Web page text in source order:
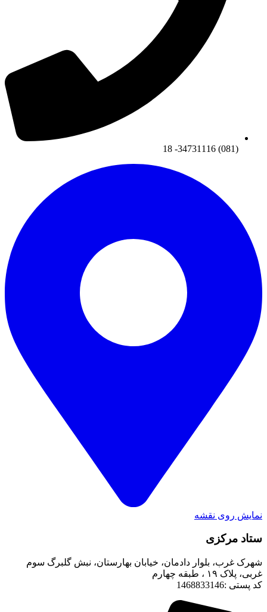
(081) 34731116- 18
نمایش روی نقشه
ستاد مرکزی
شهرک غرب، بلوار دادمان، خیابان بهارستان، نبش گلبرگ سوم
غربی، پلاک ۱۹ ، طبقه چهارم
کد پستی :1468833146